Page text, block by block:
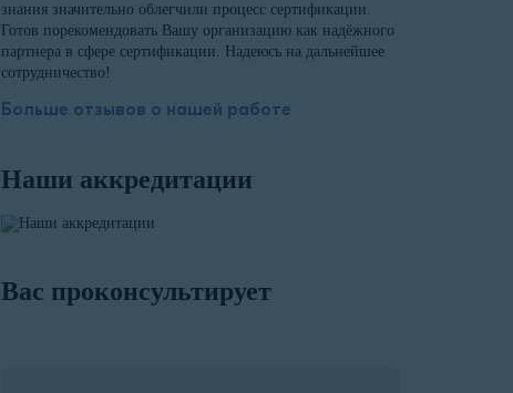
знания значительно облегчили процесс сертификации.
Готов порекомендовать Вашу организацию как надёжного
партнера в сфере сертификации. Надеюсь на дальнейшее
сотрудничество!
Больше отзывов о нашей работе
Наши аккредитации
Вас проконсультирует